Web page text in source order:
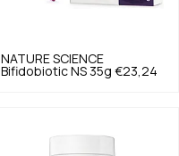
NATURE SCIENCE
Bifidobiotic NS 35g €23,24